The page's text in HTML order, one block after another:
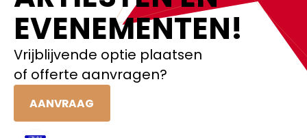
EVENEMENTEN!‍
Vrijblijvende optie plaatsen
of offerte aanvragen?
AANVRAAG